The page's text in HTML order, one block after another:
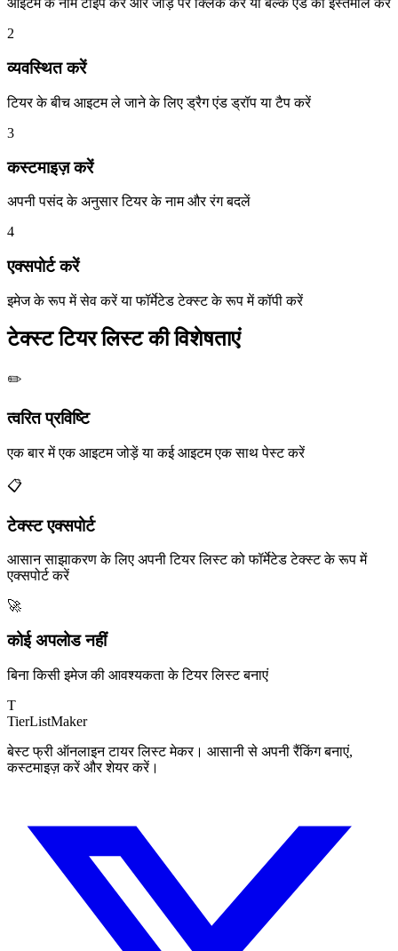
आइटम के नाम टाइप करें और जोड़ें पर क्लिक करें या बल्क एड का इस्तेमाल करें
2
व्यवस्थित करें
टियर के बीच आइटम ले जाने के लिए ड्रैग एंड ड्रॉप या टैप करें
3
कस्टमाइज़ करें
अपनी पसंद के अनुसार टियर के नाम और रंग बदलें
4
एक्सपोर्ट करें
इमेज के रूप में सेव करें या फॉर्मेटेड टेक्स्ट के रूप में कॉपी करें
टेक्स्ट टियर लिस्ट की विशेषताएं
✏️
त्वरित प्रविष्टि
एक बार में एक आइटम जोड़ें या कई आइटम एक साथ पेस्ट करें
📋
टेक्स्ट एक्सपोर्ट
आसान साझाकरण के लिए अपनी टियर लिस्ट को फॉर्मेटेड टेक्स्ट के रूप में
एक्सपोर्ट करें
🚀
कोई अपलोड नहीं
बिना किसी इमेज की आवश्यकता के टियर लिस्ट बनाएं
T
TierListMaker
बेस्ट फ्री ऑनलाइन टायर लिस्ट मेकर। आसानी से अपनी रैंकिंग बनाएं,
कस्टमाइज़ करें और शेयर करें।